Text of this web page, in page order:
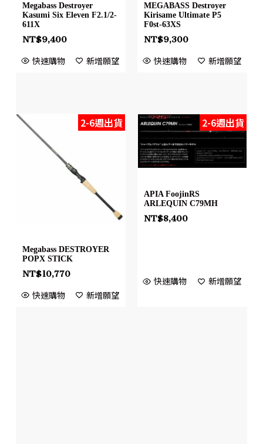
Megabass Destroyer
Kasumi Six Eleven F2.1/2-
611X
NT$9,400
快速購物 新增願望
MEGABASS Destroyer
Kirisame Ultimate P5
F0st-63XS
NT$9,300
快速購物 新增願望
2-6週出貨
Megabass DESTROYER
POPX STICK
NT$10,770
快速購物 新增願望
2-6週出貨
APIA FoojinRS
ARLEQUIN C79MH
NT$8,400
快速購物 新增願望